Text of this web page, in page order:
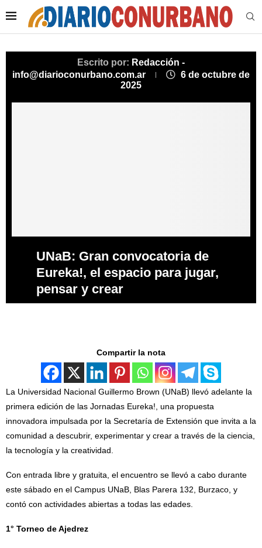
Escrito por: Redacción -
info@diarioconurbano.com.ar
6 de octubre de
2025
UNaB: Gran convocatoria de
Eureka!, el espacio para jugar,
pensar y crear
Compartir la nota
La Universidad Nacional Guillermo Brown (UNaB) llevó adelante la
primera edición de las Jornadas Eureka!, una propuesta
innovadora impulsada por la Secretaría de Extensión que invita a la
comunidad a descubrir, experimentar y crear a través de la ciencia,
la tecnología y la creatividad.
Con entrada libre y gratuita, el encuentro se llevó a cabo durante
este sábado en el Campus UNaB, Blas Parera 132, Burzaco, y
contó con actividades abiertas a todas las edades.
1° Torneo de Ajedrez